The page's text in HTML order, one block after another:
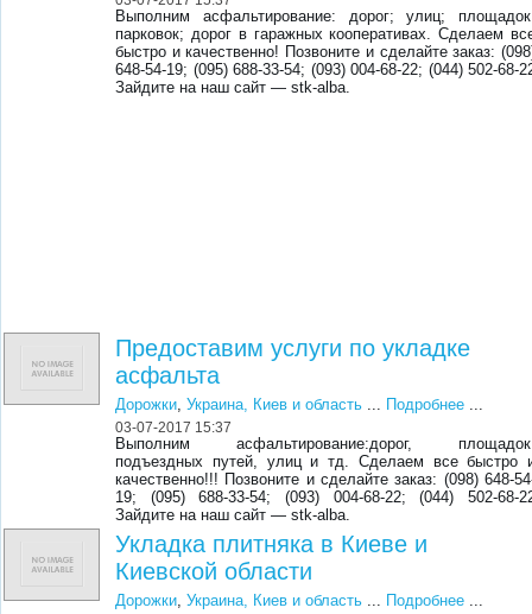
Выполним асфальтирование: дорог; улиц;
парковок; дорог в гаражных кооперативах. Сделаем
быстро и качественно! Позвоните и сделайте заказ:
648-54-19; (095) 688-33-54; (093) 004-68-22; (044) 502-68-
Зайдите на наш сайт — stk-alba.
Предоставим услуги по укладке
асфальта
Дорожки,Украина, Киев и область ... Подробнее ...
03-07-2017 15:37
Выполним асфальтирование:дорог,
подъездных путей, улиц и тд. Сделаем все быстро
качественно!!! Позвоните и сделайте заказ: (098) 648-
19; (095) 688-33-54; (093) 004-68-22; (044) 502-68-
Зайдите на наш сайт — stk-alba.
Укладка плитняка в Киеве и
Киевской области
Дорожки,Украина, Киев и область ... Подробнее ...